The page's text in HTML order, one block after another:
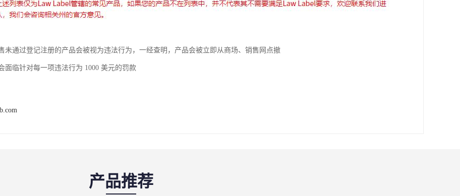
未通过登记注册的产品会被视为违法行为，一经查明，产品会被立即从商场、销售网点撤
面临针对每一项违法行为 1000 美元的罚款
产品推荐